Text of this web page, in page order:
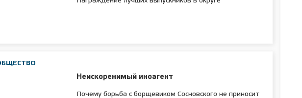
Неискоренимый иноагент
Почему борьба с борщевиком Сосновского не приносит